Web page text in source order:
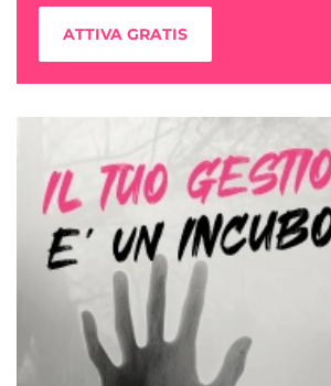
ATTIVA GRATIS